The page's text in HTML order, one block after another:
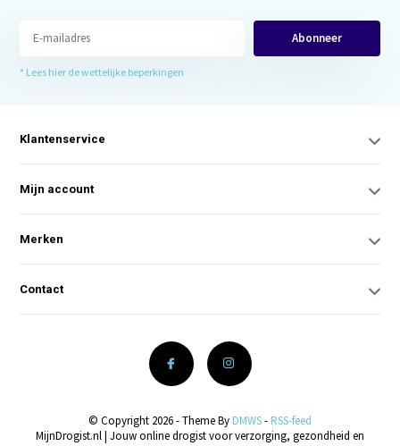
Abonneer
* Lees hier de wettelijke beperkingen
Klantenservice
Mijn account
Merken
Contact
© Copyright 2026 - Theme By DMWS- RSS-feed
MijnDrogist.nl | Jouw online drogist voor verzorging, gezondheid en